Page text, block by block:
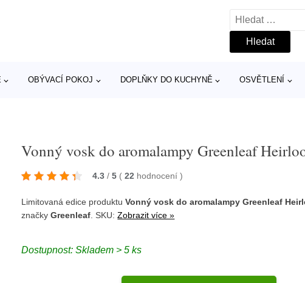
Vyhledávání
OBÝVACÍ POKOJ DOPLŇKY DO KUCHYNĚ OSVĚTLENÍ
Vonný vosk do aromalampy Greenleaf
4.3 / 5 ( 22 hodnocení)
Limitovaná edice produktuVonný vosk do aromalampy Greenleaf
značkyGreenleaf . SKU:Zobrazit více »
Dostupnost: Skladem > 5 ks